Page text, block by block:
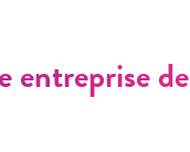
entreprise de